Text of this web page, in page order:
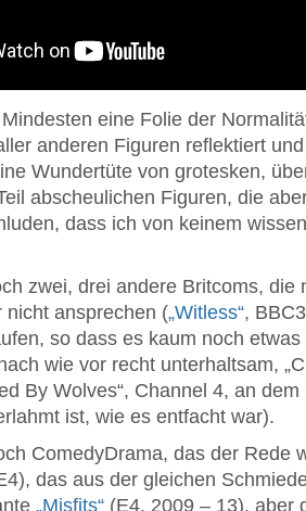
eine Folie der
anderen Figuren reflektiert
Wundertüte von grotesken,
abscheulichen Figuren, die
dass ich von keinem
zwei, drei andere Britcoms, die
nicht ansprechen („Witless“,
so dass es kaum noch
wie vor recht unterhaltsam,
By Wolves“, Channel 4, an
ist, wie es entfacht war).
ComedyDrama, das der Rede
das aus der gleichen
„Misfits“ (E4, 2009 – 13), aber